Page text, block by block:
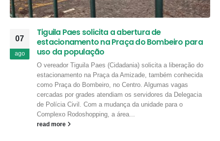
07
ago
Tiguila Paes solicita a abertura de
estacionamento na Praça do Bombeiro para
uso da população
O vereador Tiguila Paes (Cidadania) solicita a liberação do
estacionamento na Praça da Amizade, também conhecida
como Praça do Bombeiro, no Centro. Algumas vagas
cercadas por grades atendiam os servidores da Delegacia
de Polícia Civil. Com a mudança da unidade para o
Complexo Rodoshopping, a área...
read more